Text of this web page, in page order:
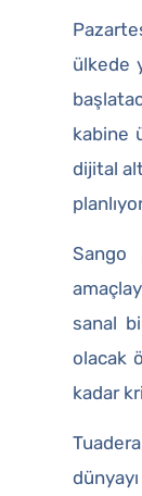
ülkede
kabine
dijital
Sango
sanal
olacak
kadar